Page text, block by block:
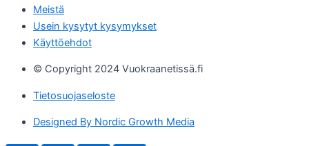
Meistä
Usein kysytyt kysymykset
Käyttöehdot
© Copyright 2024 Vuokraanetissä.fi
Tietosuojaseloste
Designed By Nordic Growth Media